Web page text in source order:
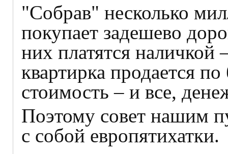
"Собрав" несколько
покупает задешево
них платятся наличкой
квартирка продается
стоимость – и все,
Поэтому совет нашим
с собой европятихатки.